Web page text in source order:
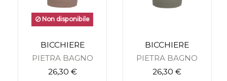
Non disponibile
BICCHIERE
PIETRA BAGNO
26,30 €
BICCHIERE
PIETRA BAGNO
26,30 €